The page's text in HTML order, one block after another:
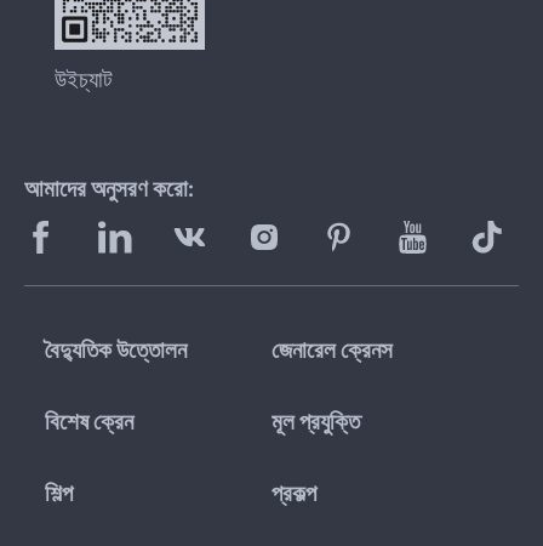
উইচ্যাট
আমাদের অনুসরণ করো:
বৈদ্যুতিক উত্তোলন জেনারেল ক্রেনস
বিশেষ ক্রেন মূল প্রযুক্তি
শিল্প প্রকল্প